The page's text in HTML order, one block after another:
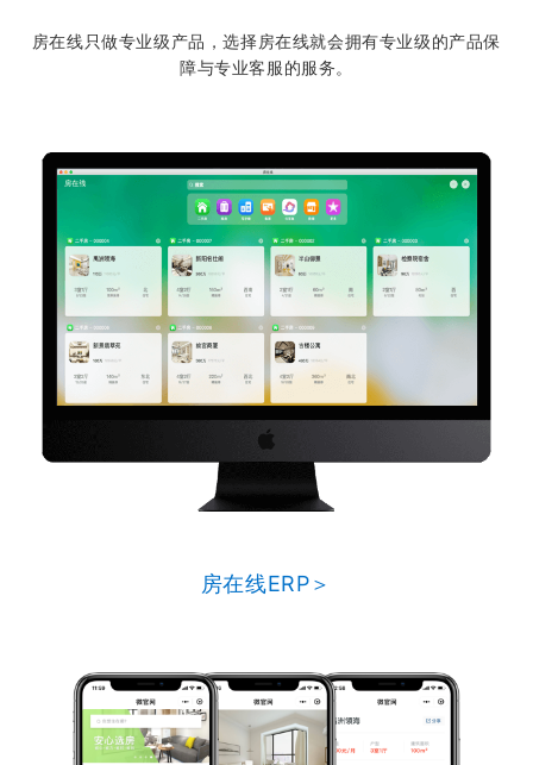
房在线只做专业级产品，选择房在线就会拥有专业级的产品保
障与专业客服的服务。
房在线ERP＞